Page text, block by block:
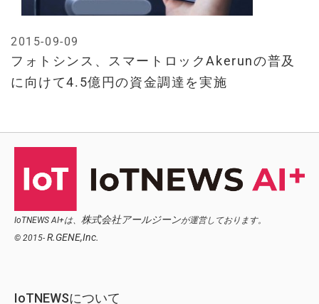
フォトシンス、スマートロックAkerunの普及
に向けて4.5億円の資金調達を実施
2015-09-09
IoTNEWS AI+は、 株式会社アールジーンが運営しております。
© 2015- R.GENE,Inc.
IoTNEWSについて